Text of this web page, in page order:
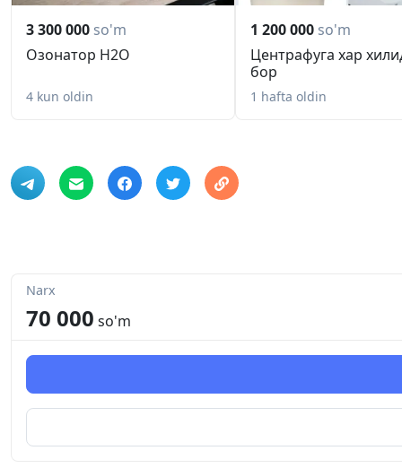
3 300 000 so'm
Озонатор H2O
4 kun oldin
1 200 000 so'm
Центрафуга хар
бор
1 hafta oldin
Narx
70 000 so'm